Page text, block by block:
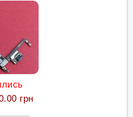
грн